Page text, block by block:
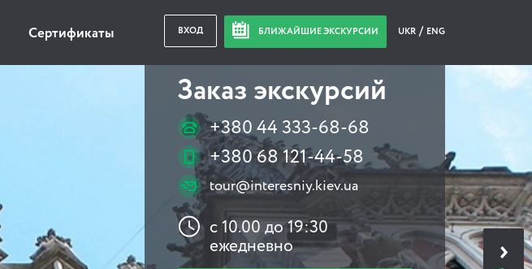
Сертификаты ВХОД БЛИЖАЙШИЕ ЭКСКУРСИИ UKR ENG
Заказ экскурсий
+380 44 333-68-68
+380 68 121-44-58
tour@interesniy.kiev.ua
с 10.00 до 19:30
ежедневно